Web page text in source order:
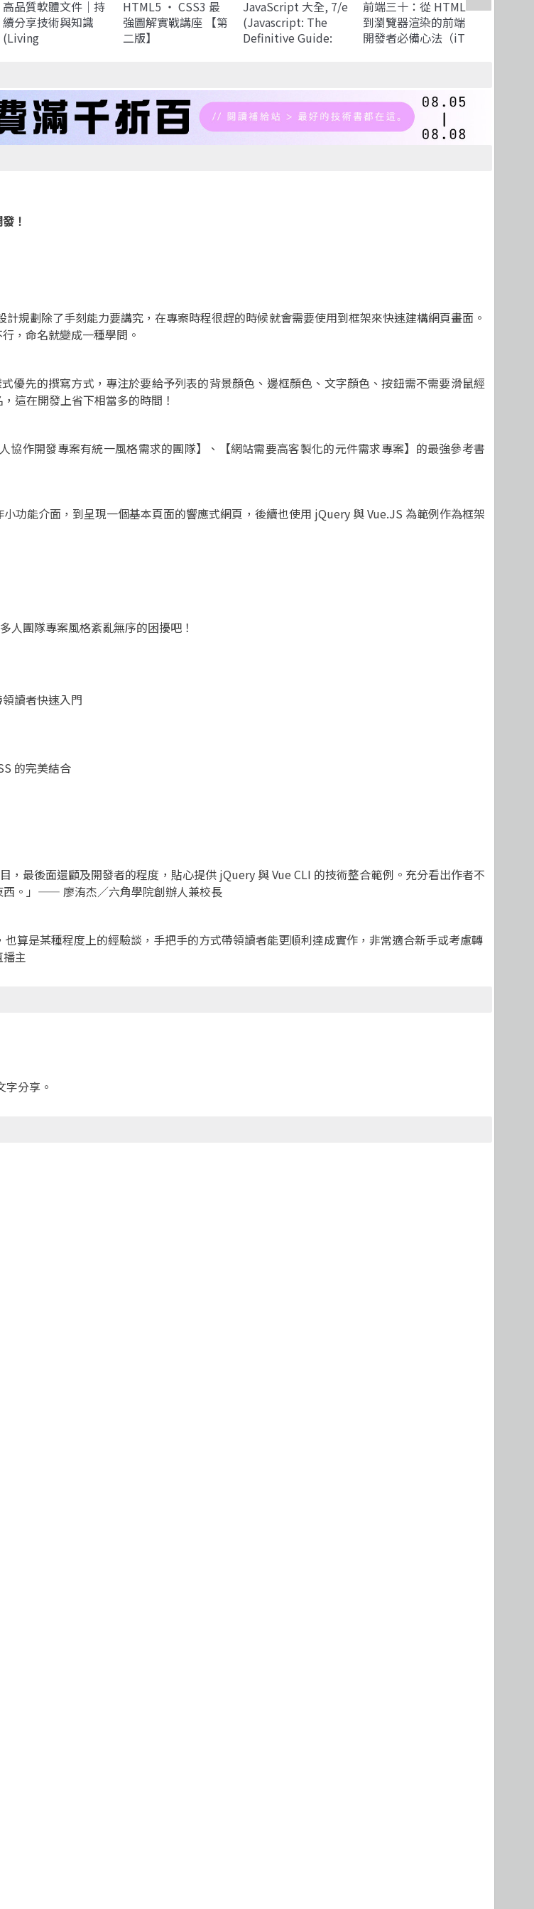
高品質軟體文件｜持
續分享技術與知識
(Living
by Design)
HTML5 ‧ CSS3 最
強圖解實戰講座 【第
二版】
JavaScript 大全, 7/e
(Javascript: The
Definitive Guide:
Language, 7/e)
前端三十：從 HTML
到瀏覽器渲染的前端
開發者必備心法（iT
白話演算
！
規劃除了手刻能力要講究，在專案時程很趕的時候就會需要使用到框架來快速建構網頁畫面。
，命名就變成一種學問。
優先的撰寫方式，專注於要給予列表的背景顏色、邊框顏色、文字顏色、按鈕需不需要滑鼠經
這在開發上省下相當多的時間！
協作開發專案有統一風格需求的團隊】、【網站需要高客製化的元件需求專案】的最強參考書
功能介面，到呈現一個基本頁面的響應式網頁，後續也使用 jQuery 與 Vue.JS 為範例作為框架
人團隊專案風格紊亂無序的困擾吧！
讀者快速入門
的完美結合
，最後面還顧及開發者的程度，貼心提供 jQuery 與 Vue CLI 的技術整合範例。充分看出作者不
西。」—— 廖洧杰／六角學院創辦人兼校長
算是某種程度上的經驗談，手把手的方式帶領讀者能更順利達成實作，非常適合新手或考慮轉
主
分享。